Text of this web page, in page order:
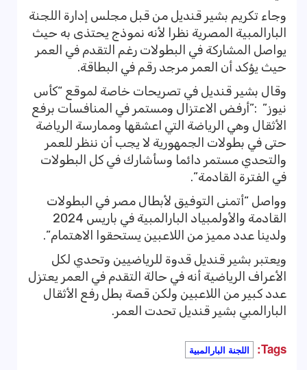
وجاء تكريم بشير قنديل من قبل مجلس إدارة اللجنة
البارالمبية المصرية نظرا لأنه نموذج يحتذى به حيث
يواصل المشاركة في البطولات رغم التقدم في العمر
حيث يؤكد أن العمر مرجد رقم في البطاقة.
وقال بشير قنديل في تصريحات خاصة لموقع “كأس
نيوز” :”أرفض الاعتزال ومستمر في المنافسات برفع
الأثقال وهي الرياضة التي اعشقها وممارسة الرياضة
حتى في بطولات الجمهورية لا يجب أن ننظر للعمر
والتحدي مستمر دائما وسأشارك في كل البطولات
في الفترة القادمة”.
وواصل “أتمنى التوفيق لأبطال مصر في البطولات
القادمة والأولمبياد البارالمبية في باريس 2024
ولدينا عدد مميز من اللاعبين يستحقوا الاهتمام”.
ويعتبر بشير قنديل قدوة للرياضيين وتحدي لكل
الأعراف الرياضية أنه في حالة التقدم في العمر يعتزل
عدد كبير من اللاعبين ولكن قصة بطل رفع الأثقال
البارالمبي بشير قنديل تحدت العمر.
Tags: اللجنة البارالمبية